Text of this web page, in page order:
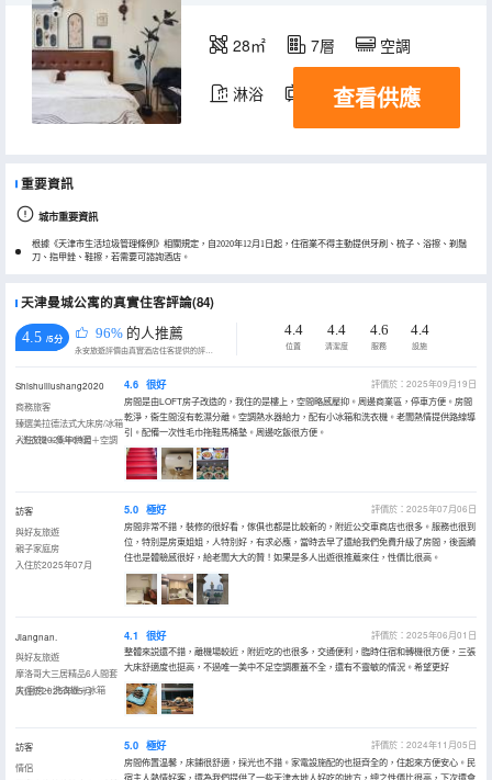
28㎡ 7層 空調
淋浴 電視機 冰箱
查看供應
重要資訊
城市重要資訊
根據《天津市生活垃圾管理條例》相關規定，自2020年12月1日起，住宿業不得主動提供牙刷、梳子、浴擦、剃鬚
刀、指甲銼、鞋擦，若需要可諮詢酒店。
天津曼城公寓的真實住客評論(84)
4.5 /5分 96% 的人推薦
永安旅遊評價由真實酒店住客提供的評價。
4.4
位置
4.4
清潔度
4.6
服務
4.4
設施
Shishuiliushang2020
商務旅客
臻選美拉德法式大床房/冰箱
+洗衣機＋集中供暖＋空調
入住於2025年09月
4.6 很好
評價於：2025年09月19日
房間是由LOFT房子改造的，我住的是樓上，空間略感壓抑。周邊商業區，停車方便。房間
乾淨，衞生間沒有乾濕分離。空調熱水器給力，配有小冰箱和洗衣機。老闆熱情提供路線導
引。配備一次性毛巾拖鞋馬桶墊。周邊吃飯很方便。
訪客
與好友旅遊
親子家庭房
入住於2025年07月
5.0 極好
評價於：2025年07月06日
房間非常不錯，裝修的很好看，傢俱也都是比較新的，附近公交車商店也很多。服務也很到
位，特別是房東姐姐，人特別好，有求必應，當時去早了還給我們免費升級了房間，後面續
住也是體驗感很好，給老闆大大的贊！如果是多人出遊很推薦來住，性價比很高。
Jiangnan.
與好友旅遊
摩洛哥大三居精品6人間套
房|廚房＋洗衣機＋冰箱
入住於2025年05月
4.1 很好
評價於：2025年06月01日
整體來説還不錯，離機場較近，附近吃的也很多，交通便利，臨時住宿和轉機很方便，三張
大床舒適度也挺高，不過唯一美中不足空調覆蓋不全，還有不靈敏的情況。希望更好
訪客
情侶
5.0 極好
評價於：2024年11月05日
房間佈置温馨，床鋪很舒適，採光也不錯。家電設施配的也挺齊全的，住起來方便安心。民
宿主人熱情好客，還為我們提供了一些天津本地人好吃的地方，總之性價比很高，下次還會